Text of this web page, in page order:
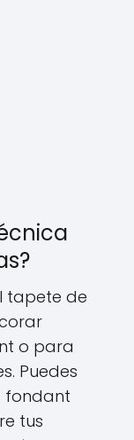
tapete de
o para
Puedes
fondant
tus